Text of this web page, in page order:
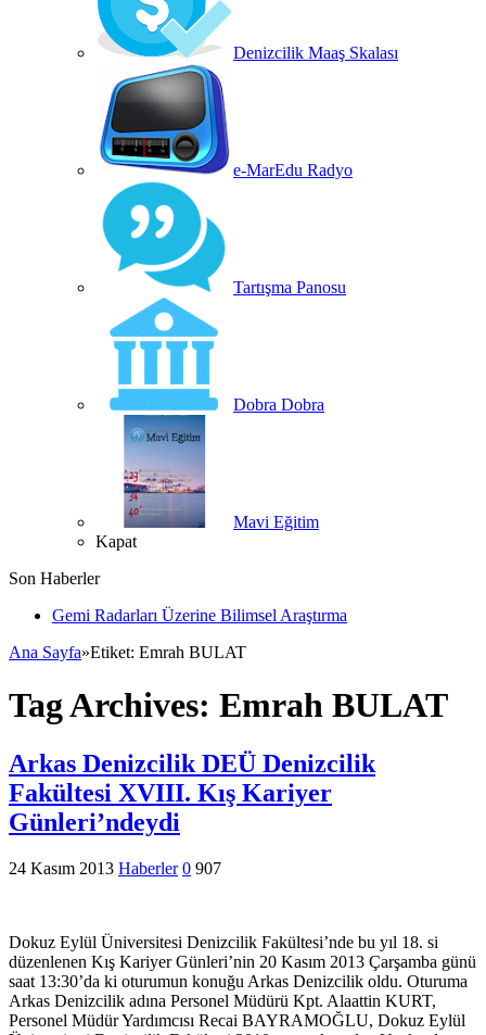
Denizcilik Maaş Skalası
e-MarEdu Radyo
Tartışma Panosu
Dobra Dobra
Mavi Eğitim
Kapat
Son Haberler
Gemi Radarları Üzerine Bilimsel Araştırma
Ana Sayfa»Etiket: Emrah BULAT
Tag Archives: Emrah BULAT
Arkas Denizcilik DEÜ Denizcilik
Fakültesi XVIII. Kış Kariyer
Günleri’ndeydi
24 Kasım 2013 Haberler 0 907
Dokuz Eylül Üniversitesi Denizcilik Fakültesi’nde bu yıl 18. si
düzenlenen Kış Kariyer Günleri’nin 20 Kasım 2013 Çarşamba günü
saat 13:30’da ki oturumun konuğu Arkas Denizcilik oldu. Oturuma
Arkas Denizcilik adına Personel Müdürü Kpt. Alaattin KURT,
Personel Müdür Yardımcısı Recai BAYRAMOĞLU, Dokuz Eylül